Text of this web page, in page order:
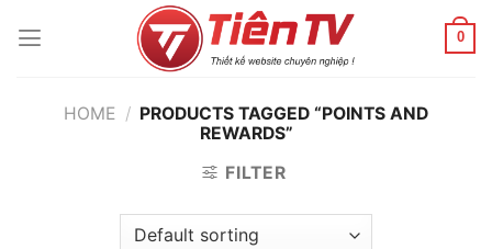
đến
0
HOME / PRODUCTS TAGGED “POINTS AND
REWARDS”
FILTER